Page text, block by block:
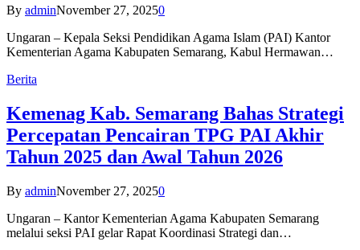
By adminNovember 27, 20250
Ungaran – Kepala Seksi Pendidikan Agama Islam (PAI) Kantor
Kementerian Agama Kabupaten Semarang, Kabul Hermawan…
Berita
Kemenag Kab. Semarang Bahas Strategi
Percepatan Pencairan TPG PAI Akhir
Tahun 2025 dan Awal Tahun 2026
By adminNovember 27, 20250
Ungaran – Kantor Kementerian Agama Kabupaten Semarang
melalui seksi PAI gelar Rapat Koordinasi Strategi dan…